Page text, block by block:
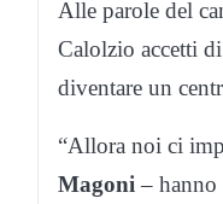
Alle parole del
Calolzio accetti
diventare un
“Allora noi ci
Magoni – hanno